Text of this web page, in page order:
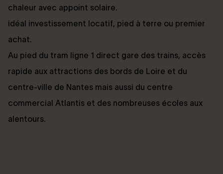
chaleur avec appoint solaire.
idéal investissement locatif, pied à terre ou premier
achat.
Au pied du tram ligne 1 direct gare des trains, accès
rapide aux attractions des bords de Loire et du
centre-ville de Nantes mais aussi du centre
commercial Atlantis et des nombreuses écoles aux
alentours.